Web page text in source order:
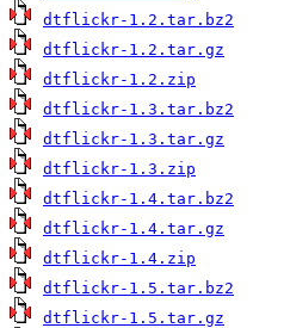
dtflickr-1.2.tar.bz2
dtflickr-1.2.tar.gz
dtflickr-1.2.zip
dtflickr-1.3.tar.bz2
dtflickr-1.3.tar.gz
dtflickr-1.3.zip
dtflickr-1.4.tar.bz2
dtflickr-1.4.tar.gz
dtflickr-1.4.zip
dtflickr-1.5.tar.bz2
dtflickr-1.5.tar.gz